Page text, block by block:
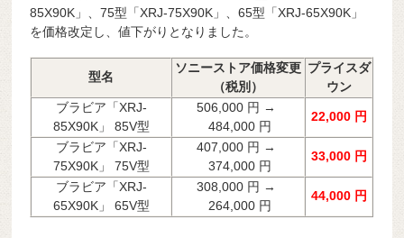
85X90K」、75型「XRJ-75X90K」、65型「XRJ-65X90K」
を価格改定し、値下がりとなりました。
型名
ソニーストア価格変更
（税別）
プライスダ
ウン
ブラビア「XRJ-
85X90K」 85V型
506,000 円 →
484,000 円
22,000 円
ブラビア「XRJ-
75X90K」 75V型
407,000 円 →
374,000 円
33,000 円
ブラビア「XRJ-
65X90K」 65V型
308,000 円 →
264,000 円
44,000 円